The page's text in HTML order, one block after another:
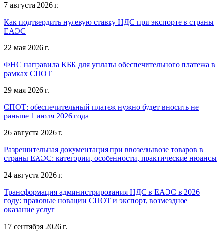
7 августа 2026 г.
Как подтвердить нулевую ставку НДС при экспорте в страны
ЕАЭС
22 мая 2026 г.
ФНС направила КБК для уплаты обеспечительного платежа в
рамках СПОТ
29 мая 2026 г.
СПОТ: обеспечительный платеж нужно будет вносить не
раньше 1 июля 2026 года
26 августа 2026 г.
Разрешительная документация при ввозе/вывозе товаров в
страны ЕАЭС: категории, особенности, практические нюансы
24 августа 2026 г.
Трансформация администрирования НДС в ЕАЭС в 2026
году: правовые новации СПОТ и экспорт, возмездное
оказание услуг
17 сентября 2026 г.